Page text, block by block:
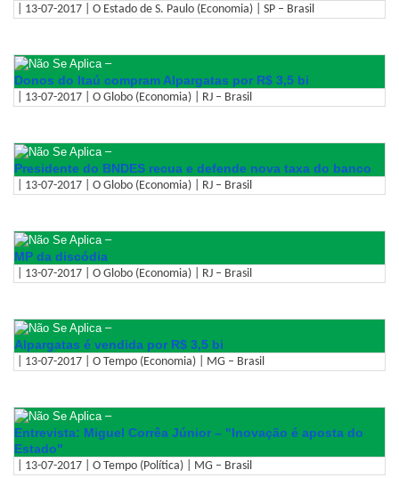
| 13-07-2017 | O Estado de S. Paulo (Economia) | SP – Brasil
–
Donos do Itaú compram Alpargatas por R$ 3,5 bi
| 13-07-2017 | O Globo (Economia) | RJ – Brasil
–
Presidente do BNDES recua e defende nova taxa do banco
| 13-07-2017 | O Globo (Economia) | RJ – Brasil
–
MP da discódia
| 13-07-2017 | O Globo (Economia) | RJ – Brasil
–
Alpargatas é vendida por R$ 3,5 bi
| 13-07-2017 | O Tempo (Economia) | MG – Brasil
–
Entrevista: Miguel Corrêa Júnior – "Inovação é aposta do
Estado"
| 13-07-2017 | O Tempo (Política) | MG – Brasil